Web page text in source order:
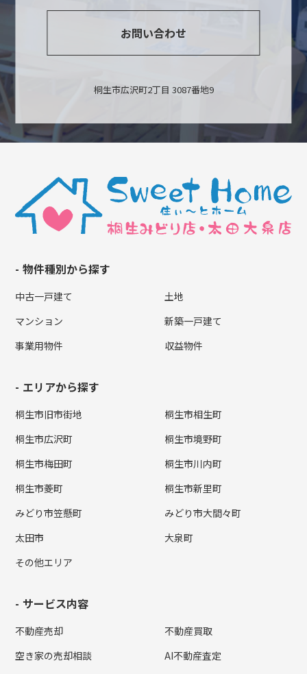
お問い合わせ
桐生市広沢町2丁目 3087番地9
物件種別から探す
中古一戸建て
土地
マンション
新築一戸建て
事業用物件
収益物件
エリアから探す
桐生市旧市街地
桐生市相生町
桐生市広沢町
桐生市境野町
桐生市梅田町
桐生市川内町
桐生市菱町
桐生市新里町
みどり市笠懸町
みどり市大間々町
太田市
大泉町
その他エリア
サービス内容
不動産売却
不動産買取
空き家の売却相談
AI不動産査定